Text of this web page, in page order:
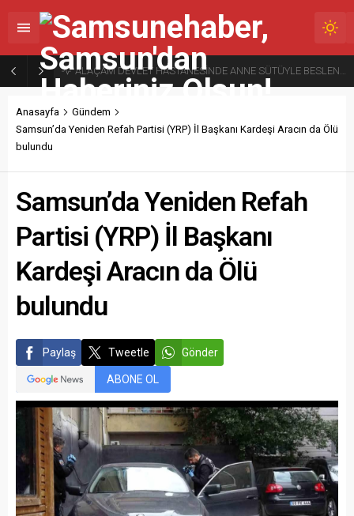
ALAÇAM DEVLET HASTANESİNDE ANNE SÜTÜYLE BESLENMENİN ÖNEMİNE DİKKAT ÇEKİLDİ
Anasayfa
Gündem
Samsun’da Yeniden Refah Partisi (YRP) İl Başkanı Kardeşi Aracın da Ölü
bulundu
Samsun’da Yeniden Refah
Partisi (YRP) İl Başkanı
Kardeşi Aracın da Ölü
bulundu
Paylaş Tweetle Gönder
ABONE OL